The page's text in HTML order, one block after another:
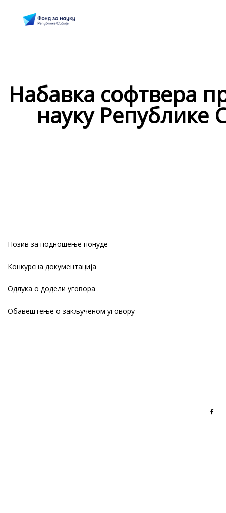
Набавка софтвера
науку Републике
Позив за подношење понуде
Конкурсна документација
Одлука о додели уговора
Обавештење о закљученом уговору